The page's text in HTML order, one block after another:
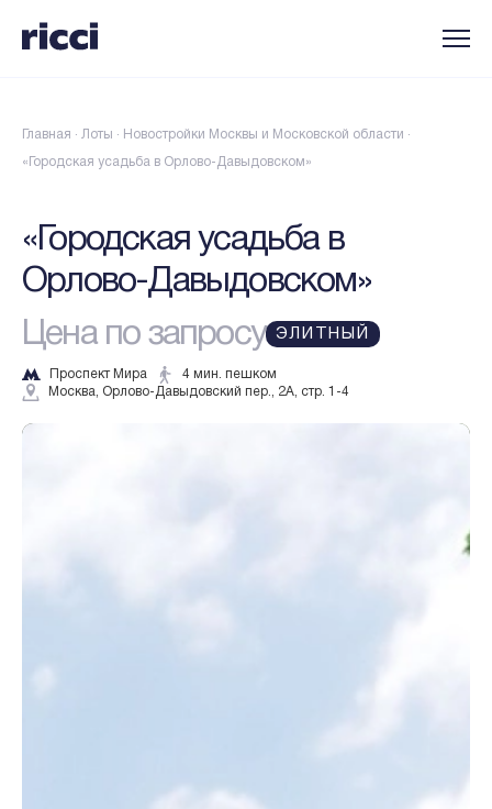
Главная · Лоты · Новостройки Москвы и Московской области ·
«Городская усадьба в Орлово-Давыдовском»
«Городская усадьба в
Орлово-Давыдовском»
Цена по запросу
Проспект Мира
4 мин. пешком
Москва, Орлово-Давыдовский пер., 2А, стр. 1-4
ЭЛИТНЫЙ